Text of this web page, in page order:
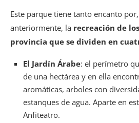
Este parque tiene tanto encanto
anteriormente, la recreación de
provincia que se dividen en
El Jardín Árabe: el perímetro
de una hectárea y en ella
aromáticas, arboles con
estanques de agua. Aparte en
Anfiteatro.